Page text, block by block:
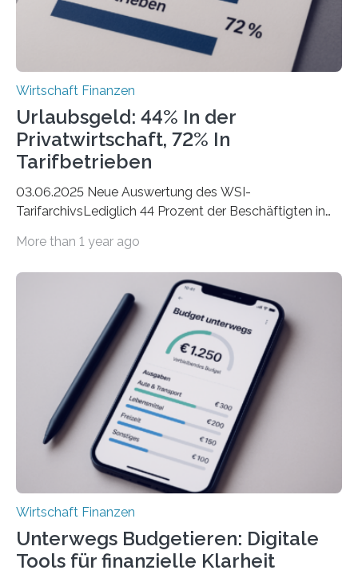
Wirtschaft Finanzen
Urlaubsgeld: 44% In der
Privatwirtschaft, 72% In
Tarifbetrieben
03.06.2025 Neue Auswertung des WSI-
TarifarchivsLediglich 44 Prozent der Beschäftigten in
tarifgebundenen Betrieben ist der Anteil mit 72 Prozent
Unterkünfte fast überall deutlich teurer geworden. Für
viele Beschäftigte ist deshalb das zumeist im Juni oder
Juli ausgezahlte Urlaubsgeld ein wichtiger Faktor, um
sich den wohlverdienten Jahresurlaub leisten zu
können. Allerdings erhält mit 44 Prozent noch nicht
einmal die Hälfte aller Beschäftigten in der
Privatwirtschaft Urlaubsgeld. Zu diesem…
More than 1 year ago
Wirtschaft Finanzen
Unterwegs Budgetieren: Digitale
Tools für finanzielle Klarheit